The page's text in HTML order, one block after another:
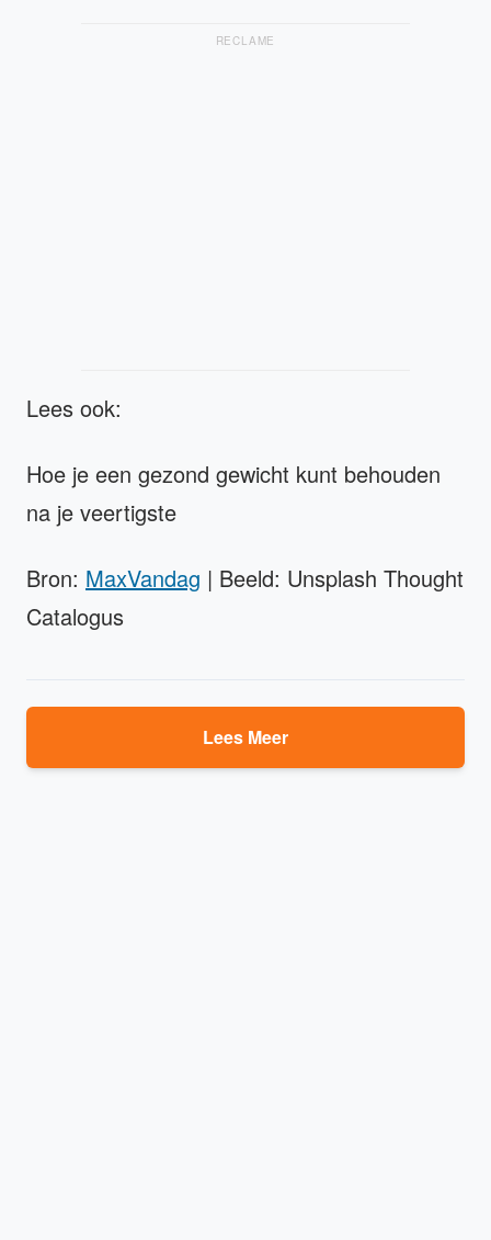
RECLAME
Lees ook:
Hoe je een gezond gewicht kunt behouden
na je veertigste
Bron: MaxVandag | Beeld: Unsplash Thought
Catalogus
Lees Meer